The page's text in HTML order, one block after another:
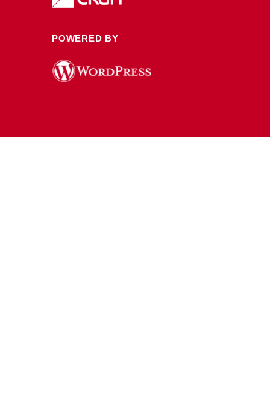
POWERED BY